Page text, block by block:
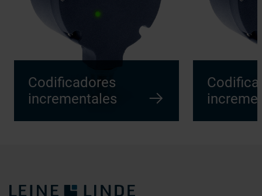
Codificadores
incrementales